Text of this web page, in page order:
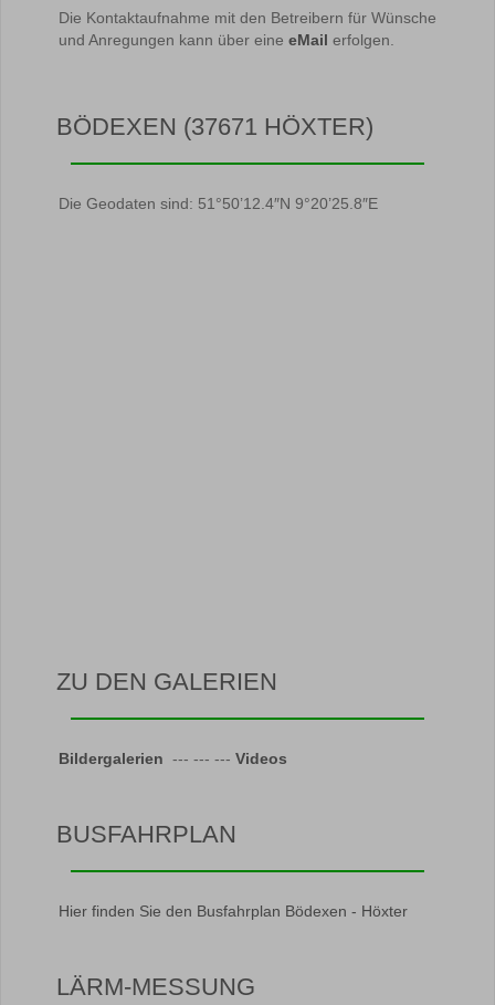
Die Kontaktaufnahme mit den Betreibern für Wünsche
und Anregungen kann über eine eMail erfolgen.
BÖDEXEN (37671 HÖXTER)
Die Geodaten sind: 51°50’12.4″N 9°20’25.8″E
ZU DEN GALERIEN
Bildergalerien --- --- --- Videos
BUSFAHRPLAN
Hier finden Sie den Busfahrplan Bödexen - Höxter
LÄRM-MESSUNG